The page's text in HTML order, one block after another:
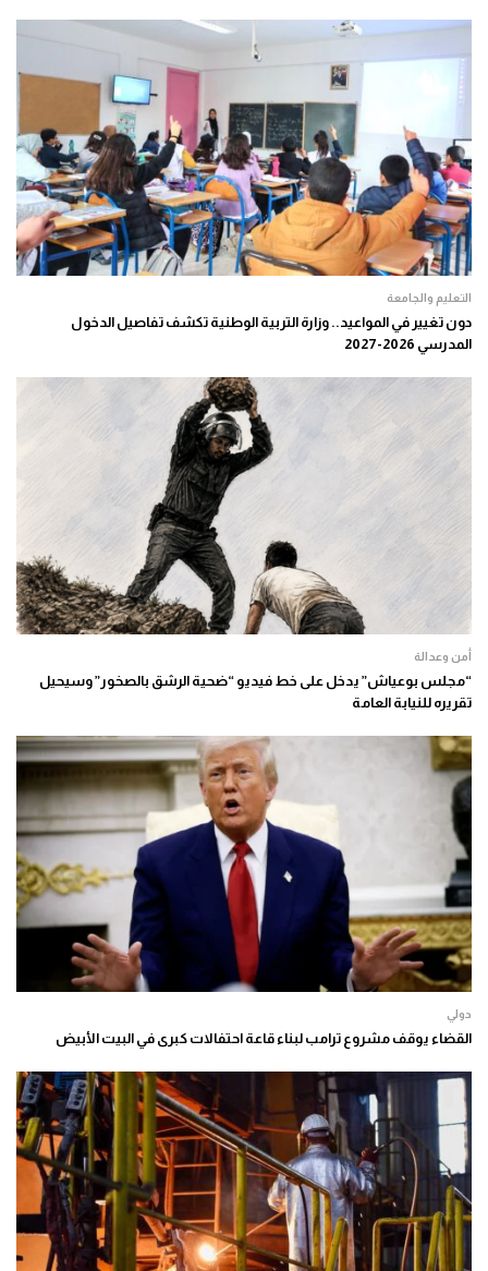
التعليم والجامعة
دون تغيير في المواعيد.. وزارة التربية الوطنية تكشف تفاصيل الدخول
المدرسي 2026-2027
أمن وعدالة
“مجلس بوعياش” يدخل على خط فيديو “ضحية الرشق بالصخور” وسيحيل
تقريره للنيابة العامة
دولي
القضاء يوقف مشروع ترامب لبناء قاعة احتفالات كبرى في البيت الأبيض